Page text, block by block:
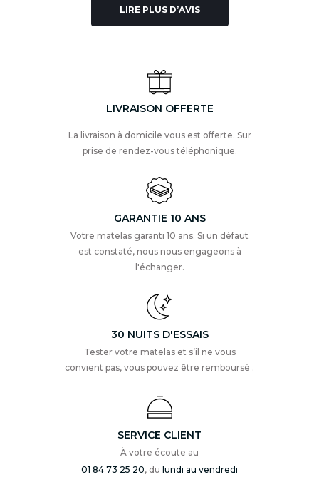
LIRE PLUS D’AVIS
LIVRAISON OFFERTE
La livraison à domicile vous est offerte. Sur
prise de rendez-vous téléphonique.
GARANTIE 10 ANS
Votre matelas garanti 10 ans. Si un défaut
est constaté, nous nous engageons à
l'échanger.
30 NUITS D'ESSAIS
Tester votre matelas et s’il ne vous
convient pas, vous pouvez être remboursé .
SERVICE CLIENT
À votre écoute au
01 84 73 25 20, du lundi au vendredi